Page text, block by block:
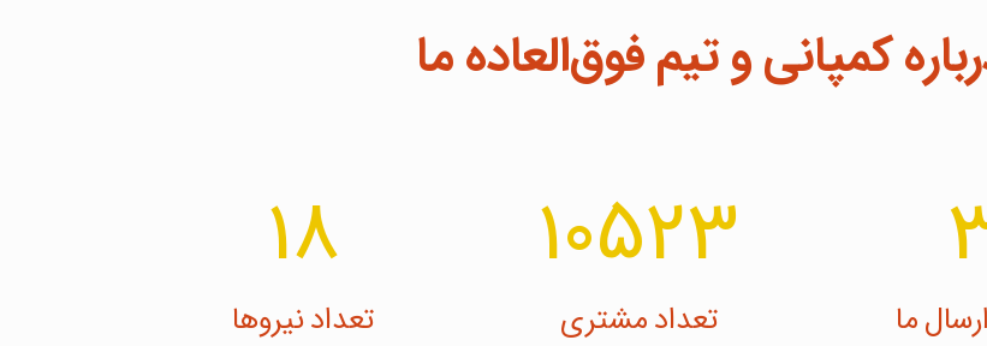
کمپانی و تیم فوق‌العاده ما
ما
10523
تعداد مشتری
18
تعداد نیروها